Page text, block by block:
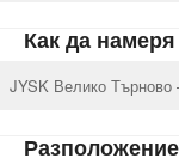
Как да
JYSK Велико Търново